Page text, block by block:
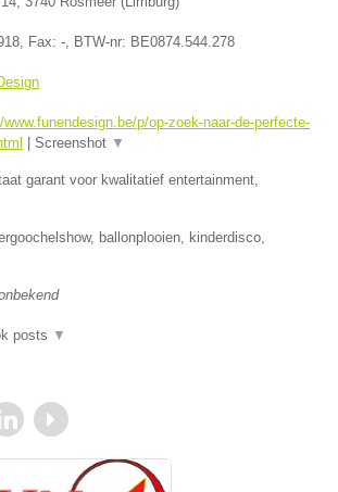
, Fax: - , BTW-nr: BE0874.544.278
p/op-zoek-naar-de-perfecte-
| Screenshot ▼
garant voor kwalitatief entertainment,
ballonplooien, kinderdisco,
posts ▼